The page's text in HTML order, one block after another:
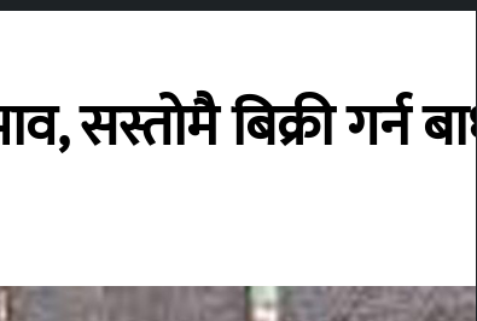
बिक्री गर्न बाध्य